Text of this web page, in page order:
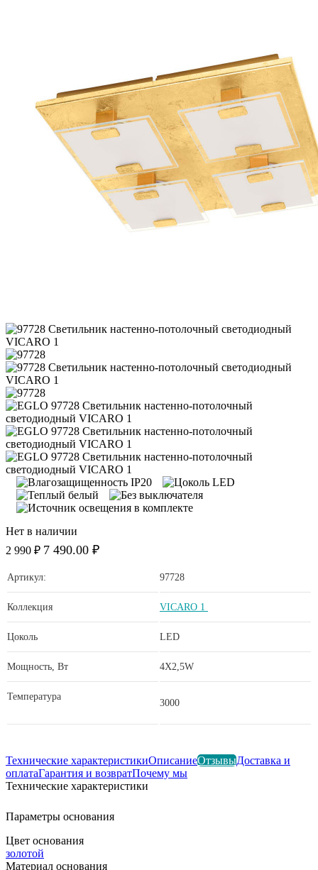
Нет в наличии
2 990 ₽ 7 490.00 ₽
Артикул: 97728
Коллекция VICARO 1
Цоколь LED
Мощность, Вт 4X2,5W
Температура
3000
Технические характеристикиОписаниеОтзывыДоставка и
оплатаГарантия и возвратПочему мы
Технические характеристики
Параметры основания
Цвет основания
золотой
Материал основания